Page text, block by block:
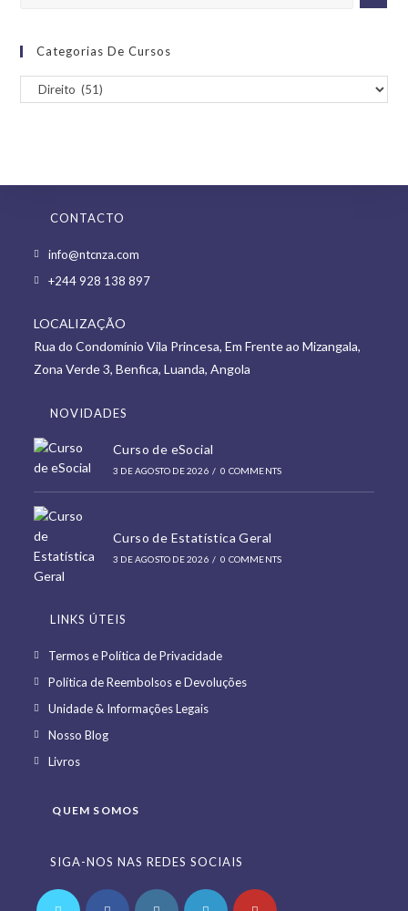
Categorias De Cursos
CONTACTO
info@ntcnza.com
in
tab
+244 928 138 897Opens
new
tab
LOCALIZAÇÃO
Rua do Condomínio Vila Princesa, Em Frente ao Mizangala,
Zona Verde 3, Benfica, Luanda, Angola
NOVIDADES
Curso de eSocial
3 DE AGOSTO DE 2026 / 0 COMMENTS
Curso de Estatística Geral
3 DE AGOSTO DE 2026 / 0 COMMENTS
LINKS ÚTEIS
Termos e Política de PrivacidadeOpens
in
Política de Reembolsos e DevoluçõesOpens
Unidade & Informações LegaisOpens
Nosso BlogOpens
LivrosOpens
a
QUEM SOMOS
SIGA-NOS NAS REDES SOCIAIS